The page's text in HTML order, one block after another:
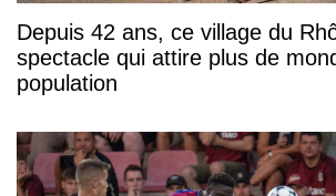
Depuis 42 ans, ce village du
spectacle qui attire plus de
population